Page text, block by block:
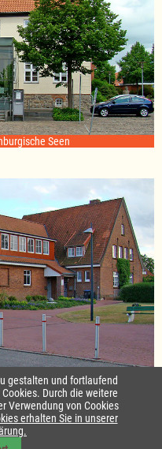
Seen
|Kontakt
gestalten und fortlaufend
Durch die weitere
Verwendung von Cookies
erhalten Sie in unserer